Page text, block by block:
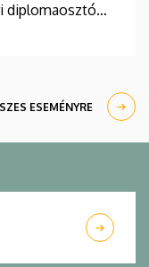
diplomaosztó
ESEMÉNYRE